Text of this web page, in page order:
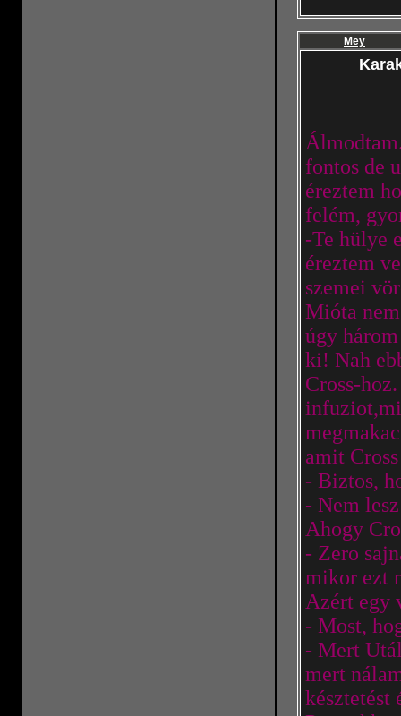
Mey
fontos de
éreztem
felém,
-Te hülye
éreztem
szemei
Mióta
úgy
ki! Nah
Cross-
amit
- Biztos,
- Nem
Ahogy
- Zero
mikor ezt
Azért egy
- Most,
- Mert
mert
késztetést